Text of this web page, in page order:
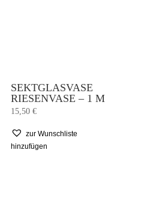
SEKTGLASVASE
RIESENVASE – 1 M
15,50€
zur Wunschliste
hinzufügen